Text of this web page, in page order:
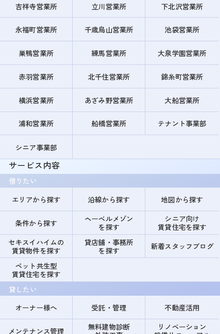
吉祥寺営業所 立川営業所 下北沢営業所
永福町営業所 千歳烏山営業所 池袋営業所
巣鴨営業所 練馬営業所 大泉学園営業所
赤羽営業所 北千住営業所 錦糸町営業所
横浜営業所 あざみ野営業所 大船営業所
浦和営業所 船橋営業所 テナント事業部
シニア事業部
サービス内容
借りたい
エリアから探す
沿線から探す 地図から探す
条件から探す
ヘーベルメゾン
を探す
シニア向け
賃貸住宅を探す
セキスイハイムの
賃貸物件を探す
貸店舗・事務所
を探す
新着スタッフブログ
ペット共生型
賃貸住宅を探す
貸したい
オーナー様へ
受託・管理 不動産活用
メンテナンス管理
無料建物診断
リノベーション